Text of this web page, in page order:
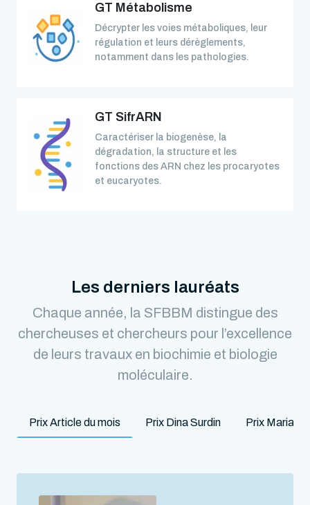
GT Métabolisme
Décrypter les voies métaboliques, leur
régulation et leurs dérèglements,
notamment dans les pathologies.
GT SifrARN
Caractériser la biogenèse, la
dégradation, la structure et les
fonctions des ARN chez les procaryotes
et eucaryotes.
Les derniers lauréats
Chaque année, la SFBBM distingue des
chercheuses et chercheurs pour l’excellence
de leurs travaux en biochimie et biologie
moléculaire.
Prix Article du mois Prix Dina Surdin Prix